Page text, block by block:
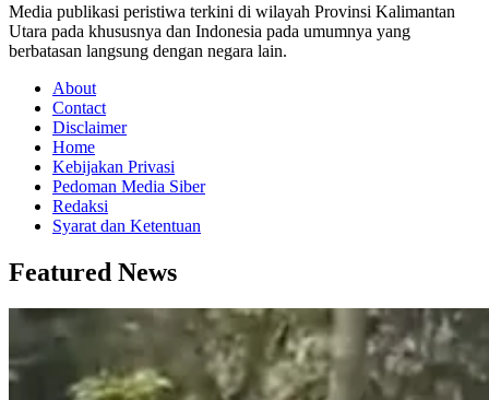
Media publikasi peristiwa terkini di wilayah Provinsi Kalimantan
Utara pada khususnya dan Indonesia pada umumnya yang
berbatasan langsung dengan negara lain.
About
Contact
Disclaimer
Home
Kebijakan Privasi
Pedoman Media Siber
Redaksi
Syarat dan Ketentuan
Featured News